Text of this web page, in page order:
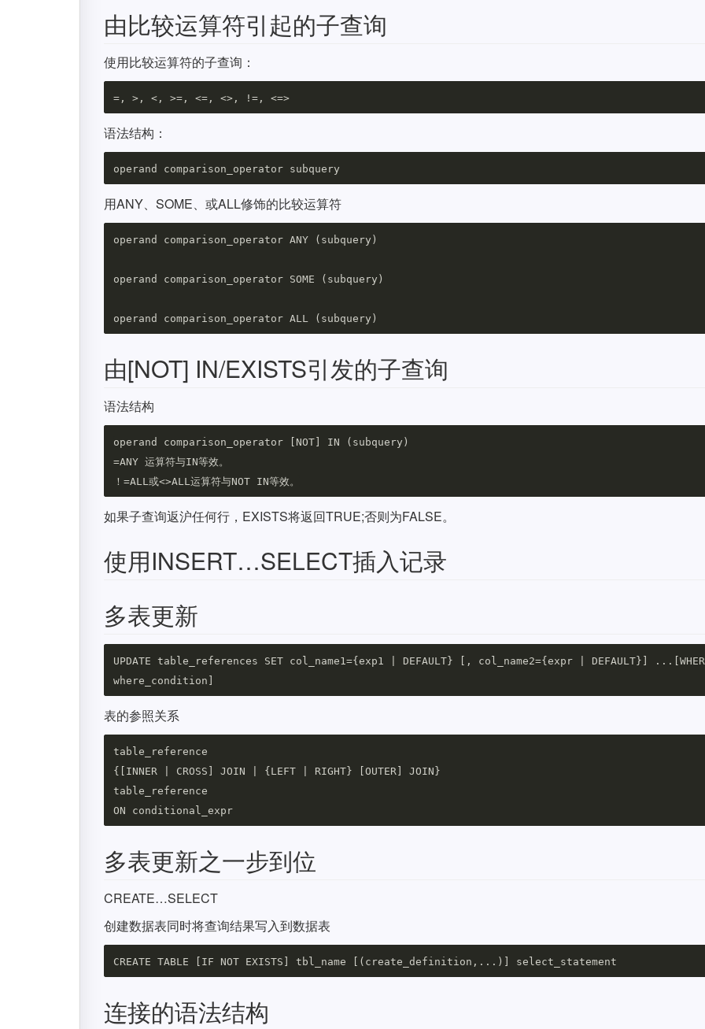
由比较运算符引起的子查询
使用比较运算符的子查询：
语法结构：
用ANY、SOME、或ALL修饰的比较运算符
operand comparison_operator ANY (subquery)
operand comparison_operator SOME (subquery)
由[NOT] IN/EXISTS引发的子查询
语法结构
operand comparison_operator [NOT] IN (subquery)
=ANY 运算符与IN等效。
如果子查询返沪任何行，EXISTS将返回TRUE;否则为FALSE。
使用INSERT…SELECT插入记录
多表更新
UPDATE table_references SET col_name1={exp1 | DEFAULT} [, col_name2={expr | DEFAULT}]
表的参照关系
table_reference
{[INNER | CROSS] JOIN | {LEFT | RIGHT} [OUTER] JOIN}
table_reference
多表更新之一步到位
CREATE…SELECT
创建数据表同时将查询结果写入到数据表
连接的语法结构